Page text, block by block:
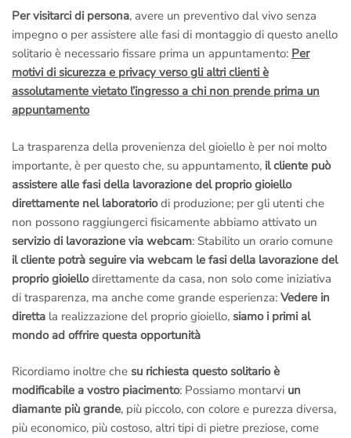
Per visitarci di persona, avere un preventivo dal vivo senza
impegno o per assistere alle fasi di montaggio di questo anello
solitario è necessario fissare prima un appuntamento: Per
motivi di sicurezza e privacy verso gli altri clienti è
assolutamente vietato l’ingresso a chi non prende prima un
appuntamento
La trasparenza della provenienza del gioiello è per noi molto
importante, è per questo che, su appuntamento, il cliente può
assistere alle fasi della lavorazione del proprio gioiello
direttamente nel laboratoriodi produzione; per gli utenti che
non possono raggiungerci fisicamente abbiamo attivato un
servizio di lavorazione via webcam: Stabilito un orario comune
il cliente potrà seguire via webcam le fasi della lavorazione del
proprio gioiellodirettamente da casa, non solo come iniziativa
di trasparenza, ma anche come grande esperienza: Vedere in
diretta la realizzazione del proprio gioiello, siamo i primi al
mondo ad offrire questa opportunità
Ricordiamo inoltre che su richiesta questo solitario è
modificabile a vostro piacimento: Possiamo montarvi un
diamante più grande, più piccolo, con colore e purezza diversa,
più economico, più costoso, altri tipi di pietre preziose, come